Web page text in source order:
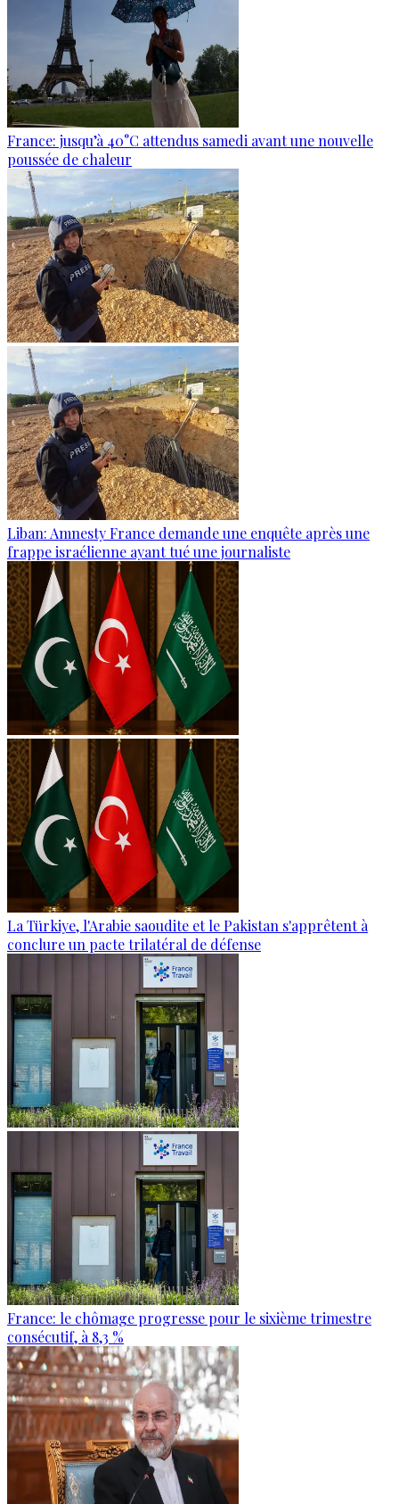
France: jusqu’à 40°C attendus samedi avant une nouvelle
poussée de chaleur
Liban: Amnesty France demande une enquête après une
frappe israélienne ayant tué une journaliste
La Türkiye, l'Arabie saoudite et le Pakistan s'apprêtent à
conclure un pacte trilatéral de défense
France: le chômage progresse pour le sixième trimestre
consécutif, à 8,3 %